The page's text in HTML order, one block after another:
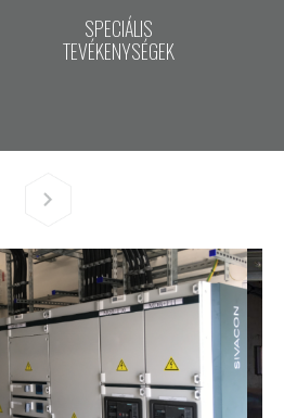
SPECIÁLIS
TEVÉKENYSÉGEK